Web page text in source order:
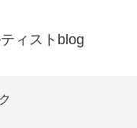
ィストblog